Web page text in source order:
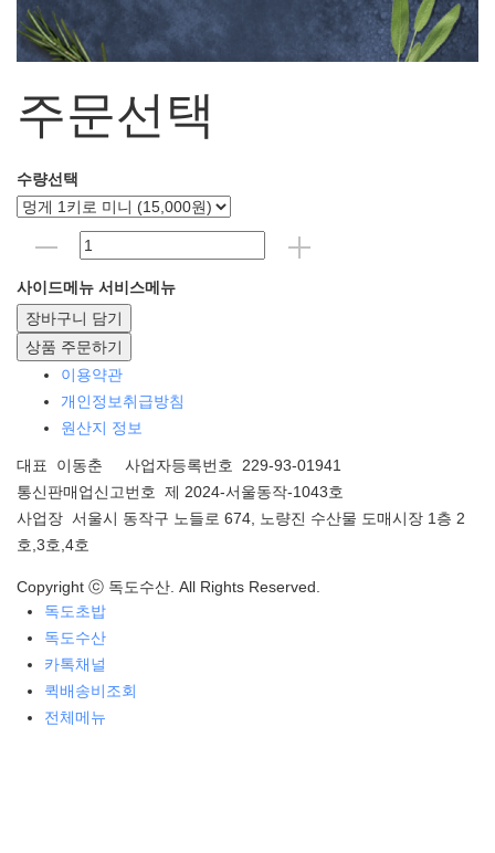
주문선택
수량선택
사이드메뉴 서비스메뉴
장바구니 담기
상품 주문하기
이용약관
개인정보취급방침
원산지 정보
대표 이동춘 사업자등록번호 229-93-01941
통신판매업신고번호 제 2024-서울동작-1043호
사업장 서울시 동작구 노들로 674, 노량진 수산물 도매시장 1층 2
호,3호,4호
Copyright ⓒ 독도수산. All Rights Reserved.
독도초밥
독도수산
카톡채널
퀵배송비조회
전체메뉴